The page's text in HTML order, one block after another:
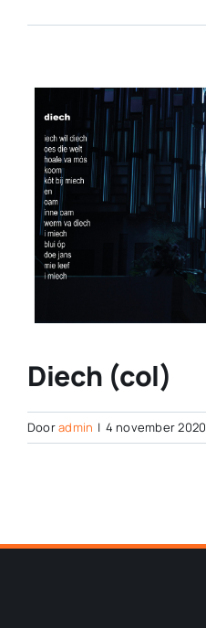
Contact
View
Larger
Image
Diech (col)
Dooradmin | 4 november 2020